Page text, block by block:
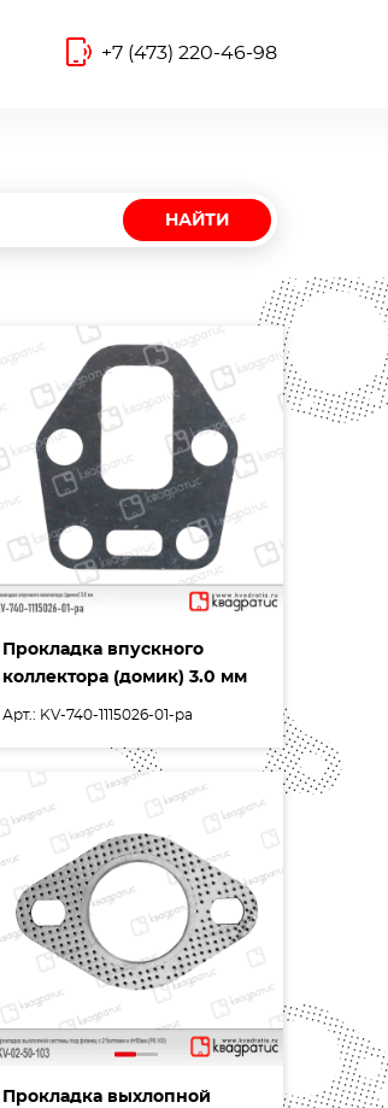
+7 (473) 220-46-98
НАЙТИ
Прокладка впускного
коллектора (домик) 3.0 мм
Арт.: KV-740-1115026-01-pa
Прокладка выхлопной